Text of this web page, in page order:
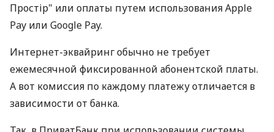
Простір" или оплаты путем использования Apple
Pay или Google Pay.
Интернет-эквайринг обычно не требует
ежемесячной фиксированной абонентской платы.
А вот комиссия по каждому платежу отличается в
зависимости от банка.